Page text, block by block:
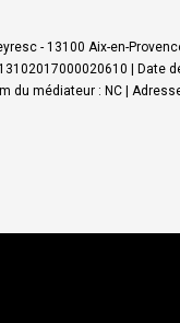
- 13100 Aix-en-
| Date
médiateur : NC |